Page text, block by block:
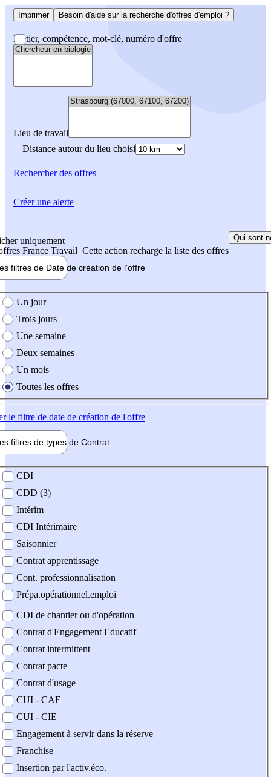
Imprimer Besoin d'aide sur la recherche d'offres d'emploi ?
Métier, compétence, mot-clé, numéro d'offre
Lieu de travail
Distance autour du lieu choisi
Rechercherdes offres
uniquement
France Travail Cette action recharge la liste des offres
Qui sont
filtres de Date de création de l'offre
création de l'offre
Un jour
Trois jours
Une semaine
Deux semaines
Un mois
Toutes les offres
le filtre de date de création de l'offre
filtres de types de Contrat
contrat
CDI
CDD (3)
Intérim
CDI Intérimaire
Saisonnier
Contrat apprentissage
Cont. professionnalisation
Prépa.opérationnel.emploi
CDI de chantier ou d'opération
Contrat d'Engagement Educatif
Contrat intermittent
Contrat pacte
Contrat d'usage
CUI - CAE
CUI - CIE
Engagement à servir dans la réserve
Franchise
Insertion par l'activ.éco.
Créer une alerte